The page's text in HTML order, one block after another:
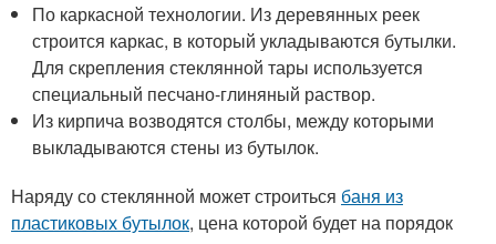
По каркасной технологии. Из деревянных реек
строится каркас, в который укладываются бутылки.
Для скрепления стеклянной тары используется
специальный песчано-глиняный раствор.
Из кирпича возводятся столбы, между которыми
выкладываются стены из бутылок.
Наряду со стеклянной может строиться баня из
пластиковых бутылок, цена которой будет на порядок